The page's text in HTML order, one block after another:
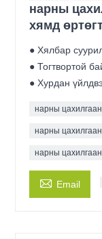
нарны
хямд
● Хялбар
● Тогтвортой
● Хурдан
нарны
нарны
нарны
 Email